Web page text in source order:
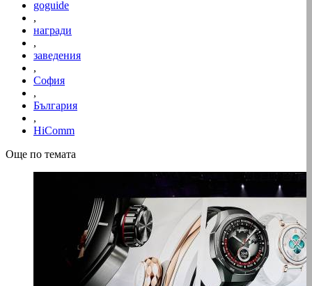
goguide
,
награди
,
заведения
,
София
,
България
,
HiComm
Още по темата